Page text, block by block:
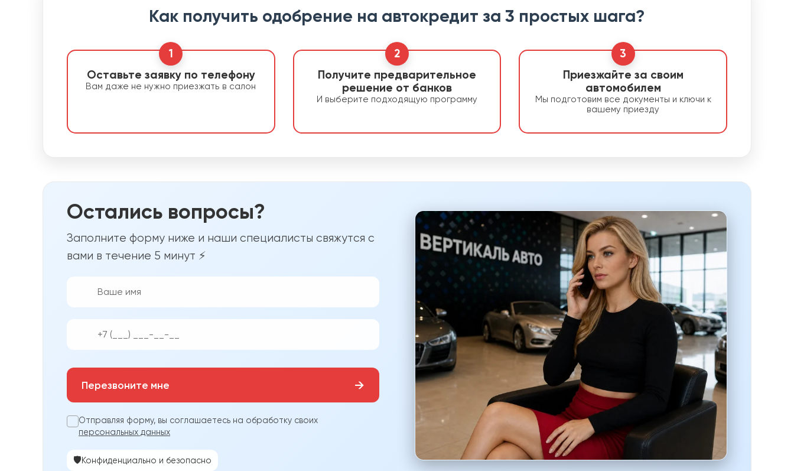
Как получить одобрение на автокредит за 3 простых шага?
1
Оставьте заявку по телефону
Вам даже не нужно приезжать в салон
2
Получите предварительное
решение от банков
И выберите подходящую программу
3
Приезжайте за своим
автомобилем
Мы подготовим все документы и ключи к
вашему приезду
Остались вопросы?
Заполните форму ниже и наши специалисты свяжутся с
вами в течение 5 минут ⚡
Перезвоните мне →
Отправляя форму, вы соглашаетесь на обработку своих
персональных данных
🛡️Конфиденциально и безопасно